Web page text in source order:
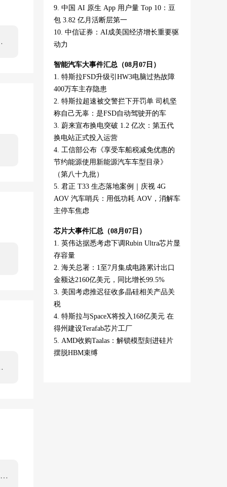
9. 中国 AI 原生 App 用户量 Top 10：豆
包 3.82 亿月活断层第一
10. 中信证券：AI成美国经济增长重要驱
动力
智能汽车大事件汇总（08月07日）
1. 特斯拉FSD升级引HW3电脑过热故障
400万车主存隐患
2. 特斯拉超速被交警拦下开罚单 司机坚
称自己无辜：是FSD自动驾驶开的车
3. 蔚来宣布换电突破 1.2 亿次：第五代
换电站正式投入运营
4. 工信部公布《享受车船税减免优惠的
节约能源使用新能源汽车车型目录》
（第八十九批）
5. 君正 T33 生态落地案例｜庆视 4G
AOV 汽车哨兵：用低功耗 AOV，消解车
主停车焦虑
芯片大事件汇总（08月07日）
1. 英伟达据悉考虑下调Rubin Ultra芯片显
存容量
2. 海关总署：1至7月集成电路累计出口
金额达2160亿美元，同比增长99.5%
3. 美国考虑推迟征收多晶硅相关产品关
税
4. 特斯拉与SpaceX将投入168亿美元 在
得州建设Terafab芯片工厂
5. AMD收购Taalas：解锁模型刻进硅片
摆脱HBM束缚